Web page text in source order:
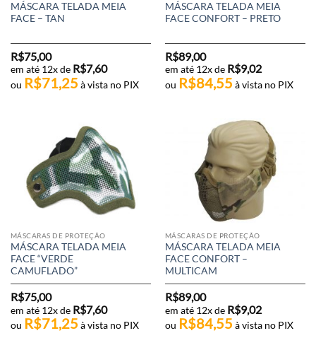
MÁSCARA TELADA MEIA
FACE – TAN
R$75,00
em até 12x de R$7,60
ou R$71,25 à vista no PIX
MÁSCARA TELADA MEIA
FACE CONFORT – PRETO
R$89,00
em até 12x de R$9,02
ou R$84,55 à vista no PIX
MÁSCARAS DE PROTEÇÃO
MÁSCARA TELADA MEIA
FACE “VERDE
CAMUFLADO”
R$75,00
em até 12x de R$7,60
ou R$71,25 à vista no PIX
MÁSCARAS DE PROTEÇÃO
MÁSCARA TELADA MEIA
FACE CONFORT –
MULTICAM
R$89,00
em até 12x de R$9,02
ou R$84,55 à vista no PIX